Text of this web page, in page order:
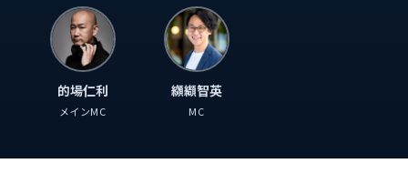
的場仁利
メインMC
纐纈智英
MC